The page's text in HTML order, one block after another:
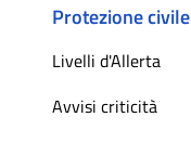
Protezione civile
Livelli d'Allerta
Avvisi criticità